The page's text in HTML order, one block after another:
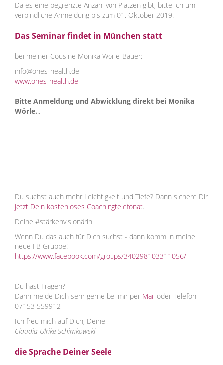
Da es eine begrenzte Anzahl von Plätzen gibt, bitte ich um
verbindliche Anmeldung bis zum 01. Oktober 2019.
Das Seminar findet in München statt
bei meiner Cousine Monika Wörle-Bauer:
info@ones-health.de
www.ones-health.de
Bitte Anmeldung und Abwicklung direkt bei Monika
Wörle...
Du suchst auch mehr Leichtigkeit und Tiefe? Dann sichere Dir
jetzt Dein kostenloses Coachingtelefonat.
Deine #stärkenvisionärin
Wenn Du das auch für Dich suchst - dann komm in meine
neue FB Gruppe!
https://www.facebook.com/groups/340298103311056/
Du hast Fragen?
Dann melde Dich sehr gerne bei mir per Mail oder Telefon
07153 559912
Ich freu mich auf Dich, Deine
Claudia Ulrike Schimkowski
die Sprache Deiner Seele